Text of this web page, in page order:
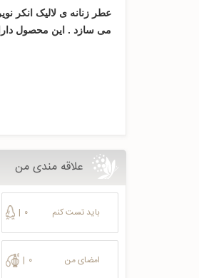
عطر زنانه ی لالیک انکر
می سازد . این محصول
علاقه مندی من
باید تست کنم | ۰
امضای من | ۰